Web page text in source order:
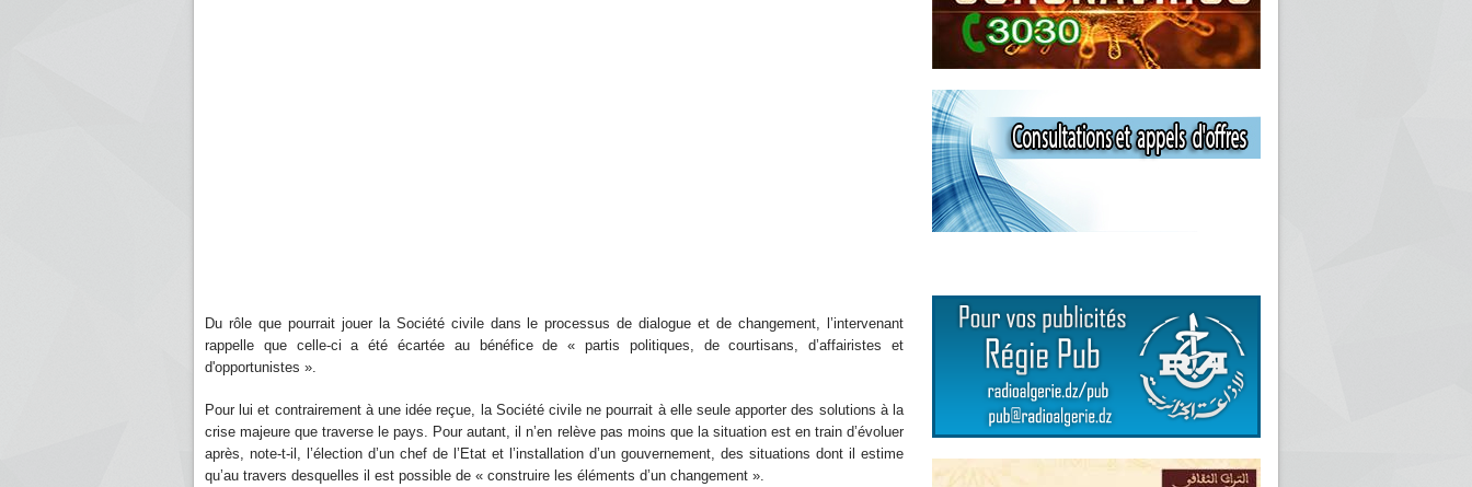
Du rôle que pourrait jouer la Société civile dans le processus de dialogue et de changement, l’intervenant
rappelle que celle-ci a été écartée au bénéfice de « partis politiques, de courtisans, d’affairistes et
d'opportunistes ».
Pour lui et contrairement à une idée reçue, la Société civile ne pourrait à elle seule apporter des solutions à la
crise majeure que traverse le pays. Pour autant, il n’en relève pas moins que la situation est en train d’évoluer
après, note-t-il, l’élection d’un chef de l’Etat et l’installation d’un gouvernement, des situations dont il estime
qu’au travers desquelles il est possible de « construire les éléments d’un changement ».